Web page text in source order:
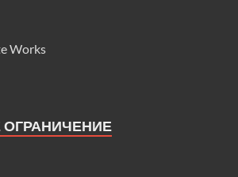
Works
ОГРАНИЧЕНИЕ